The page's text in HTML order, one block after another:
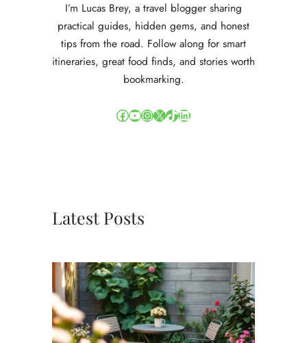
I’m Lucas Brey, a travel blogger sharing
practical guides, hidden gems, and honest
tips from the road. Follow along for smart
itineraries, great food finds, and stories worth
bookmarking.
Facebook YouTube InstagramX TikTok LinkedIn
Latest Posts